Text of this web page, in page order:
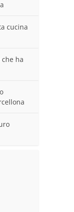
cucina
ha